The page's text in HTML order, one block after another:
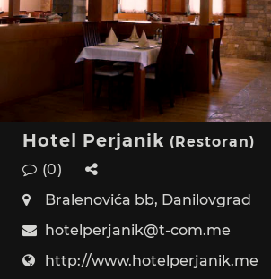
Hotel Perjanik (Restoran)
(0)
Bralenovića bb, Danilovgrad
hotelperjanik@t-com.me
http://www.hotelperjanik.me